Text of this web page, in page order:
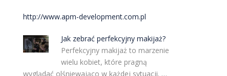
http://www.apm-development.com.pl
Jak zebrać perfekcyjny makijaż?
Perfekcyjny makijaż to marzenie
wielu kobiet, które pragną
wyglądać olśniewająco w każdej sytuacji. …